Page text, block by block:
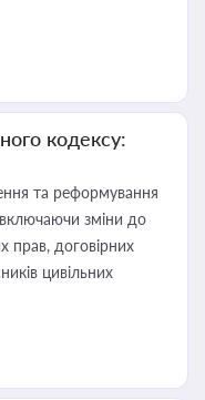
кодексу:
та реформування
включаючи зміни до
прав, договірних
цивільних